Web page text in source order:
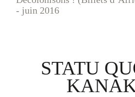
- juin 2016
STATU